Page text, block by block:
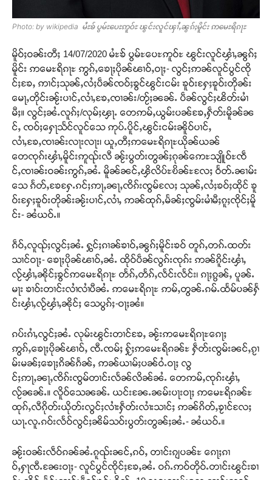
Photo: by wikipedia မႆႊၶ် ပွမ်ႊပေႊဢူဝ်ႊ ၽွင်းလူင်ၾၢႆႇၼွၵ်ႈမိူင်း ဢမေႊရိၵႃႊ
မိူဝ်ႈဝၼ်းတီႈ 14/07/2020 မႆႊၶ် ပွမ်ႊပေႊဢူဝ်ႊ ၽွင်းလူင်ၾၢႆႇၼွၵ်ႈ
မိူင်း ဢမေႊရိၵႃႊ ဢွၵ်ႇၶေႃႈပိုၼ်ၽၢဝ်ႇဝႃႈ- လွင်ႈဢၼ်လူင်ပွင်ၸို
င်ႈၶႄႇ ဢၢင်ႈသုၼ်ႇလႆႈပဵၼ်ၸဝ်ႈၶွင်ၽွင်းငမ်း ၶူဝ်းႁႄႈၶူဝ်းတိုၼ်း
မေႃႇတိုင်းၼႂ်းပၢင်ႇလၢႆႇၶႄႇၸၢၼ်း/တႂ်ႈၼၼ်ႉ ပဵၼ်လွင်ႈၽိတ်းမၢႆ
မီႈ။ လွင်ႈၼႆႉလူၵ်ႈ/လုမ်ႈၾႃႉ တေဢမ်ႇယွမ်းပၼ်ၶႄႇႁဵတ်းမိူၼ်ၼ
င်ႇ ၸဝ်ႈႁေႃသႅင်လူင်သေ ဢုပ်ႉပိူင်ႇၽွင်းငမ်းၼိူဝ်ပၢင်ႇ
လၢႆႇၶႄႇၸၢၼ်းလႃးလႃး၊ ယူႇတီႈဢမေႊရိၵႃႊယိုၼ်ယၼ်
တေၸုၵ်းၾၢႆႇမိူင်းဢူၺ်းလီ ၼႂ်းပွတ်းတွၼ်ႈၵုၼ်ဢေႊသျိူဝ်ႊၸဵ
င်ႇၸၢၼ်းဝၼ်းဢွၵ်ႇၼႆႉ မိူၼ်ၼင်ႇၾိလိပ်ႊၿိၼ်ႊလႄႈ ဝႅတ်ႉၼၢမ်း
သေ ၵႅတ်ႇၶႄႁႄႉၵင်ႈဢႃႇၼႃႇၸိၵ်းၸွမ်လႄႈ သုၼ်ႇလႆႈၶဝ်ႈထိုင် ၶူ
ဝ်းႁႄႈၶူဝ်းတိုၼ်းၼႂ်းပၢင်ႇလၢႆႇ ဢၼ်ထုၵ်ႇမႅၼ်ႈၸွမ်းမၢႆမီႈၵူႈၸိုင်ႈမိူ
င်း- ၼႆယဝ်ႉ။
ၵဵဝ်ႇလူၺ်ႈလွင်ႈၼႆႉ ႁွင်ႈၵၢၼ်ၶၢဝ်ႇၼွၵ်ႈမိူင်းၶဝ် တူၵ်ႇတၵ်ႉထတ်း
သၢင်ဝႃႈ- ၶေႃႈပိုၼ်ၽၢဝ်ႇၼႆႉ ထိုဝ်ပဵၼ်လွၵ်းၸုၵ်း ဢၼ်ၵိူင်းၾၢႆႇ
လႂ်ၾၢႆႇၼိုင်ႈၶွင်ဢမေႊရိၵႃႊ တႅၵ်ႇတႅၵ်ႇလႅင်းလႅင်း၊ ၵႃႈၵွၼ်ႇ ပူၼ်ႉ
မႃး ၶၢဝ်းတၢင်းလၢႆလၢႆပီၼႆႉ ဢမေႊရိၵႃႊ ဢမ်ႇတွၼ်ႉၵမ်ႉထႅမ်ပၼ်ႁႅ
င်းၾၢႆႇလႂ်ၾၢႆႇၼိုင်ႈ သေပွၵ်ႈ-ဝႃႈၼႆ။
ၵပ်းၵၢႆႇလွင်ႈၼႆႉ လုမ်းၽွင်းတၢင်ၶႄႇ ၼႂ်းဢမေႊရိၵႃႊၵေႃႈ
ဢွၵ်ႇၶေႃႈပိုၼ်ၽၢဝ်ႇ ၸီႉၸမ်ႈ ႁႂ်ႈဢမေႊရိၵၼ်ႊ ႁဵတ်းၸွမ်းၼင်ႇၵႂၢ
မ်းမၼ်ႈၶေႃႈၵိၼ်ၵႅၼ်ႇ ဢၼ်ယၢမ်ႈပၼ်ဝႆႉဝႃႈ လွ
င်ႈဢႃႇၼႃႇၸိၵ်းၸွမ်တၢင်းလႅၼ်လိၼ်ၼႆႉ တေဢမ်ႇၸုၵ်းၾၢႆႇ
လႂ်ၼၼ်ႉ။ လိူဝ်သေၼၼ်ႉ ယင်းၼႄႉၼမ်းပႃးဝႃႈ ဢမေႊရိၵၼ်ႊ
ထုၵ်ႇလီၵိုတ်းယိုတ်းလွင်ႈလၢႆးႁဵတ်းလၢႆးသၢင်ႈ ဢၼ်ၵိတ်ႇၶႂၢင်လႄႈ
ယႃႉလူႉၵဝ်းလႅဝ်လွင်ႈၼိမ်သဝ်းပွတ်းတွၼ်ႈၼႆႉ- ၼႆယဝ်ႉ။
ၼႂ်းဝၼ်းလဵဝ်ၵၼ်ၼႆႉၵူၺ်းၼင်ႇၵဝ်ႇ တၢင်းၵျပၼ်ႊ ၵေႃႈၵၢ
ဝ်ႇႁႃၸီႉၼႄးဝႃႈ- လူင်ပွင်ၸိုင်ႈၶႄႇၼႆႉ ဝၵ်ႉဢဝ်တိုဝ်ႉတၢင်းၽွင်းၶၢ